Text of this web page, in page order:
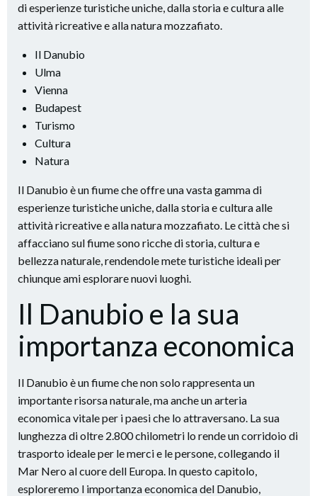
di esperienze turistiche uniche, dalla storia e cultura alle
attività ricreative e alla natura mozzafiato.
Il Danubio
Ulma
Vienna
Budapest
Turismo
Cultura
Natura
Il Danubio è un fiume che offre una vasta gamma di
esperienze turistiche uniche, dalla storia e cultura alle
attività ricreative e alla natura mozzafiato. Le città che si
affacciano sul fiume sono ricche di storia, cultura e
bellezza naturale, rendendole mete turistiche ideali per
chiunque ami esplorare nuovi luoghi.
Il Danubio e la sua
importanza economica
Il Danubio è un fiume che non solo rappresenta un
importante risorsa naturale, ma anche un arteria
economica vitale per i paesi che lo attraversano. La sua
lunghezza di oltre 2.800 chilometri lo rende un corridoio di
trasporto ideale per le merci e le persone, collegando il
Mar Nero al cuore dell Europa. In questo capitolo,
esploreremo l importanza economica del Danubio,